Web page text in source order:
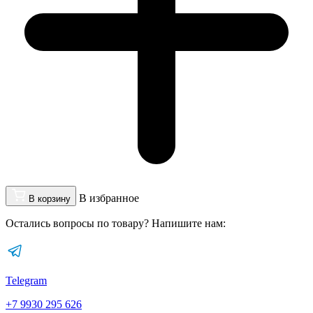
В корзину В избранное
Остались вопросы по товару? Напишите нам:
Telegram
+7 9930 295 626